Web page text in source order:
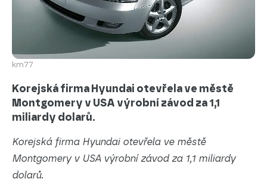
km77
Korejská firma Hyundai otevřela ve městě
Montgomery v USA výrobní závod za 1,1
miliardy dolarů.
Korejská firma Hyundai otevřela ve městě
Montgomery v USA výrobní závod za 1,1 miliardy
dolarů.